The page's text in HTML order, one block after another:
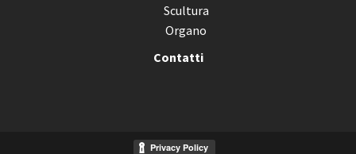
Scultura
Organo
Contatti